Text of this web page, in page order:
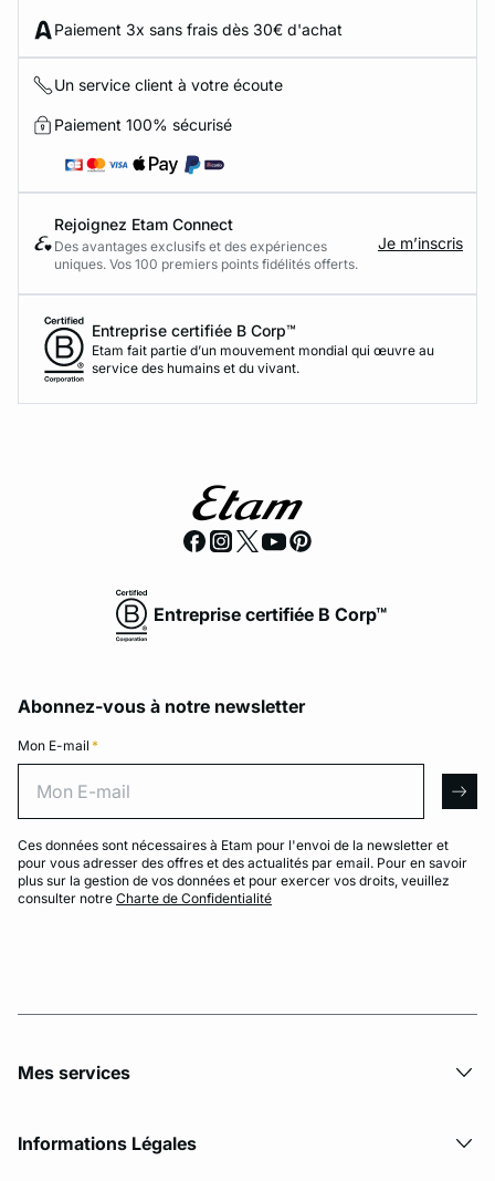
Paiement 3x sans frais dès 30€ d'achat
Un service client à votre écoute
Paiement 100% sécurisé
Rejoignez Etam Connect
Des avantages exclusifs et des expériences
uniques. Vos 100 premiers points fidélités offerts.
Je m’inscris
Entreprise certifiée B Corp™
Etam fait partie d’un mouvement mondial qui œuvre au
service des humains et du vivant.
Entreprise certifiée B Corp™
Abonnez-vous à notre newsletter
Mon E-mail *
Ces données sont nécessaires à Etam pour l'envoi de la newsletter et
pour vous adresser des offres et des actualités par email. Pour en savoir
plus sur la gestion de vos données et pour exercer vos droits, veuillez
consulter notre Charte de Confidentialité
Mes services
Informations Légales